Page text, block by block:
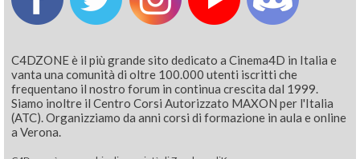
C4DZONE è il più grande sito dedicato a Cinema4D in Italia e
vanta una comunità di oltre 100.000 utenti iscritti che
frequentano il nostro forum in continua crescita dal 1999.
Siamo inoltre il Centro Corsi Autorizzato MAXON per l'Italia
(ATC). Organizziamo da anni corsi di formazione in aula e online
a Verona.